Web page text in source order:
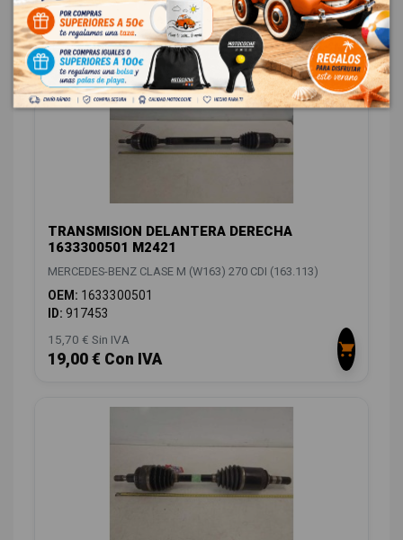
58,08 € Con IVA
TRANSMISION DELANTERA DERECHA
1633300501 M2421
MERCEDES-BENZ CLASE M (W163) 270 CDI (163.113)
OEM: 1633300501
ID: 917453
15,70 € Sin IVA
19,00 € Con IVA